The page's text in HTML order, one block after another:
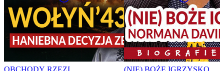
OBCHODY RZEZI
(NIE) BOŻE IGRZYSKO